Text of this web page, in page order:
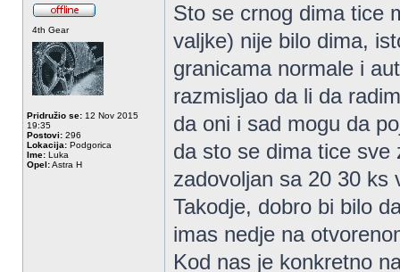
4th Gear
Pridružio se: 12 Nov 2015
19:35
Postovi: 296
Lokacija: Podgorica
Ime: Luka
Opel:Astra H
Sto se crnog dima tice
valjke) nije bilo dima,
granicama normale i
razmisljao da li da
da oni i sad mogu da
da sto se dima tice sve
zadovoljan sa 20 30 ks
Takodje, dobro bi bilo
imas nedje na
Kod nas je konkretno